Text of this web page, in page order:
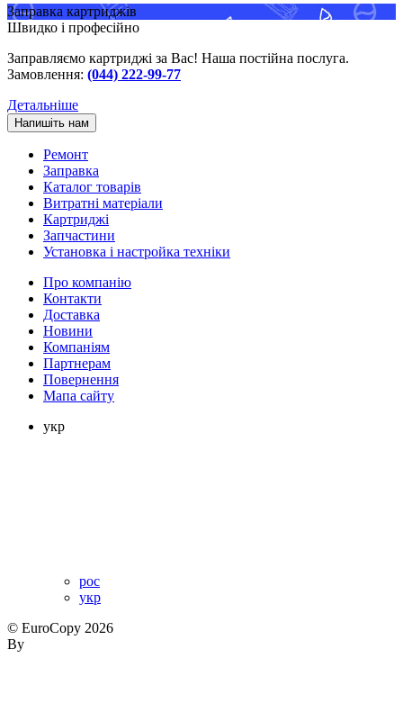
Заправка картриджів
Швидко і професійно
Заправляємо картриджі за Вас! Наша постійна послуга.
Замовлення: (044) 222-99-77
Детальніше
Напишіть нам
Ремонт
Заправка
Каталог товарів
Витратні матеріали
Картриджі
Запчастини
Установка і настройка техніки
Про компанію
Контакти
Доставка
Новини
Компаніям
Партнерам
Повернення
Мапа сайту
укр
рос
укр
© EuroCopy 2026
By